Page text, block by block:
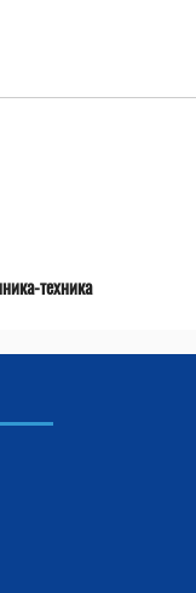
техника